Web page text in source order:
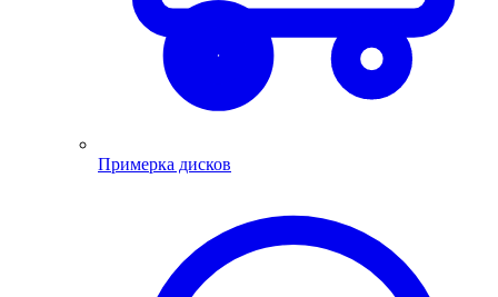
Примерка дисков